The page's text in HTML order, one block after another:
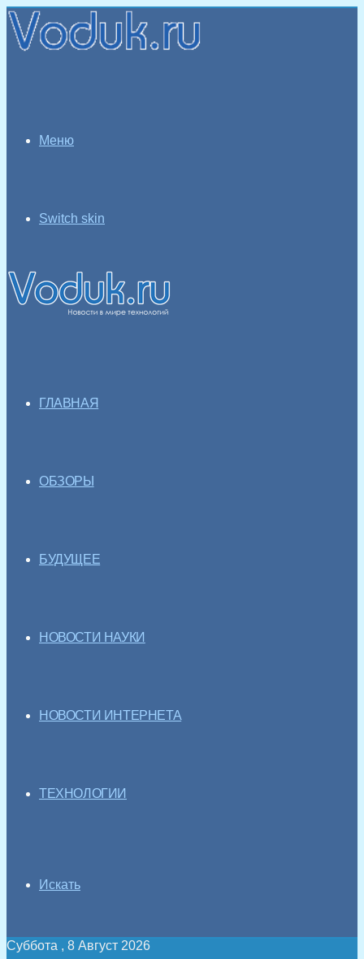
Меню
Switch skin
ГЛАВНАЯ
ОБЗОРЫ
БУДУЩЕЕ
НОВОСТИ НАУКИ
НОВОСТИ ИНТЕРНЕТА
ТЕХНОЛОГИИ
Искать
Суббота , 8 Август 2026